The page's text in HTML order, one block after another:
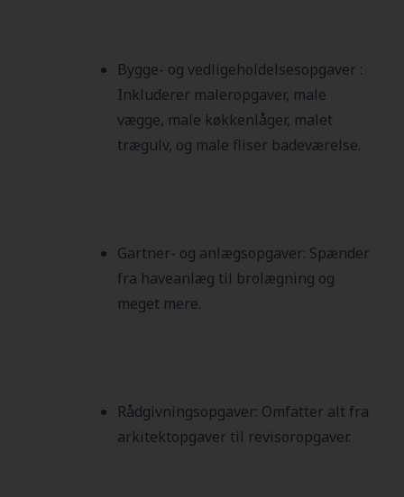
Bygge- og vedligeholdelsesopgaver :
Inkluderer maleropgaver, male
vægge, male køkkenlåger, malet
trægulv, og male fliser badeværelse.
Gartner- og anlægsopgaver: Spænder
fra haveanlæg til brolægning og
meget mere.
Rådgivningsopgaver: Omfatter alt fra
arkitektopgaver til revisoropgaver.